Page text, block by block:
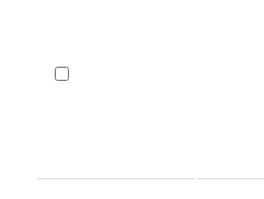
Select